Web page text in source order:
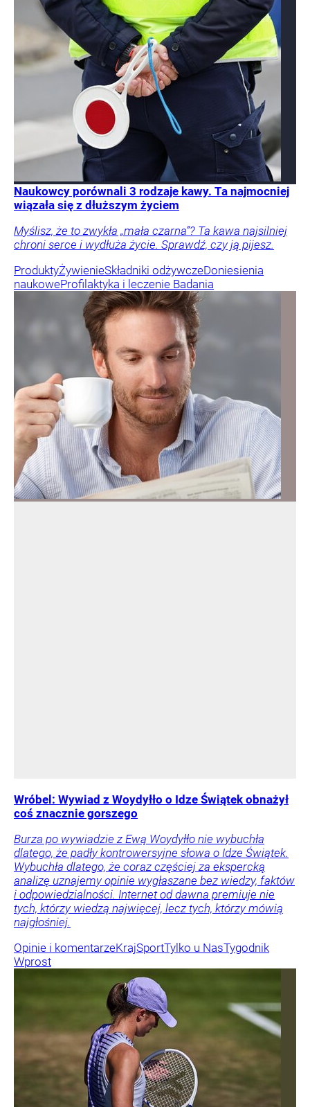
Naukowcy porównali 3 rodzaje kawy. Ta najmocniej
wiązała się z dłuższym życiem
Myślisz, że to zwykła „mała czarna”? Ta kawa najsilniej
chroni serce i wydłuża życie. Sprawdź, czy ją pijesz.
ProduktyŻywienieSkładniki odżywczeDoniesienia
naukoweProfilaktyka i leczenie Badania
Wróbel: Wywiad z Woydyłło o Idze Świątek obnażył
coś znacznie gorszego
Burza po wywiadzie z Ewą Woydyłło nie wybuchła
dlatego, że padły kontrowersyjne słowa o Idze Świątek.
Wybuchła dlatego, że coraz częściej za ekspercką
analizę uznajemy opinie wygłaszane bez wiedzy, faktów
i odpowiedzialności. Internet od dawna premiuje nie
tych, którzy wiedzą najwięcej, lecz tych, którzy mówią
najgłośniej.
Opinie i komentarzeKrajSportTylko u NasTygodnik
Wprost